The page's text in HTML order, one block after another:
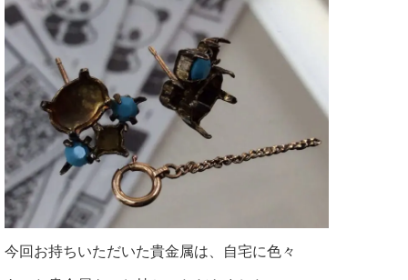
今回お持ちいただいた貴金属は、自宅に色々